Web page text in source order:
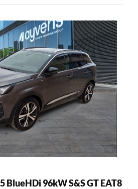
BlueHDi 96kW S&S GT EAT8